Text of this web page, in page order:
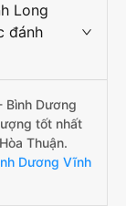
Long
đánh
Bình Dương
tốt nhất
Thuận.
Dương Vĩnh